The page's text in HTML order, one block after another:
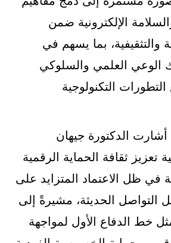
الإلكترونية ضمن
والتثقيفية، بما يسهم في
الوعي العلمي والسلوكي
التطورات التكنولوجية
الدكتورة جيهان
تعزيز ثقافة الحماية الرقمية
في ظل الاعتماد المتزايد على
التواصل الحديثة، مشيرةً إلى
خط الدفاع الأول لمواجهة